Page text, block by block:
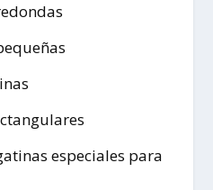
especiales para